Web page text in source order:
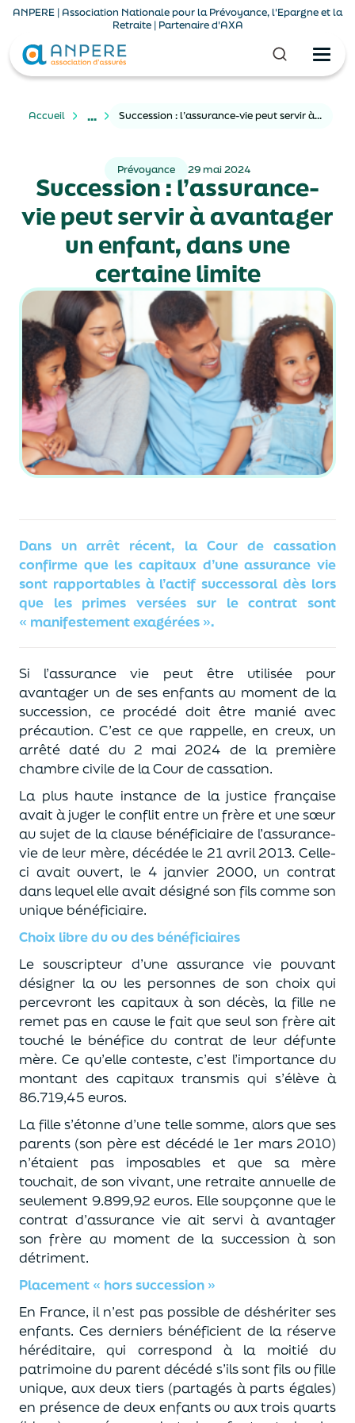
ANPERE | Association Nationale pour la Prévoyance, l'Epargne et la
Retraite | Partenaire d'AXA
Accueil ... Succession : l’assurance-vie peut servir à avantager un enfant, dans une certaine limite
Prévoyance 29 mai 2024
Succession : l’assurance-
vie peut servir à avantager
un enfant, dans une
certaine limite
Dans un arrêt récent, la Cour de cassation
confirme que les capitaux d’une assurance vie
sont rapportables à l’actif successoral dès lors
que les primes versées sur le contrat sont
« manifestement exagérées ».
Si l’assurance vie peut être utilisée pour
avantager un de ses enfants au moment de la
succession, ce procédé doit être manié avec
précaution.C’est ce que rappelle, en creux, un
arrêté daté du 2 mai 2024 de la première
chambre civile de la Cour de cassation.
La plus haute instance de la justice française
avait à juger le conflitentre un frère et une sœur
au sujet de la clause bénéficiaire de l’assurance-
vie de leur mère, décédée le 21 avril 2013. Celle-
ci avait ouvert, le 4 janvier 2000, un contrat
dans lequel elle avait désigné son fils commeson
unique bénéficiaire.
Choix libre du ou des bénéficiaires
Le souscripteur d’une assurance vie pouvant
désigner la ou les personnes de son choixqui
percevront les capitaux à son décès, la fille ne
remet pas en cause le fait que seul son frèreait
touché le bénéficedu contrat de leurdéfunte
mère.Ce qu’elle conteste, c’est l’importance du
montant des capitaux transmis qui s’élève à
86.719,45 euros.
La fille s’étonne d’une telle somme, alors que ses
parents (son père est décédé le 1er mars 2010)
n’étaient pas imposables et que sa mère
touchait, de son vivant, une retraite annuelle de
seulement 9.899,92 euros. Elle soupçonne que le
contrat d’assurance vie ait servi à avantager
son frère au moment de la succession à son
détriment.
Placement « hors succession »
En France, il n’est pas possible de déshériter ses
enfants. Ces derniers bénéficient de la réserve
héréditaire,qui correspond à la moitiédu
patrimoinedu parent décédé s’ils sont fils ou fille
unique, auxdeux tiers (partagés à parts égales)
en présence de deux enfantsou auxtrois quarts